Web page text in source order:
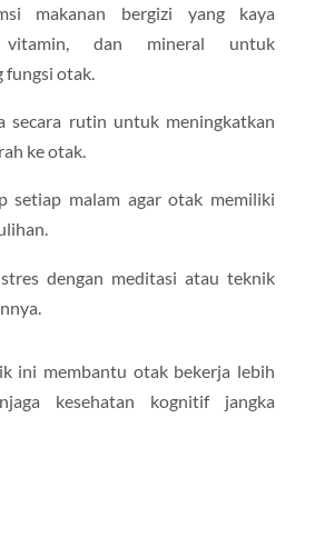
makanan bergizi yang kaya
vitamin, dan mineral untuk
fungsi otak.
secara rutin untuk meningkatkan
ke otak.
setiap malam agar otak memiliki
dengan meditasi atau teknik
ini membantu otak bekerja lebih
kesehatan kognitif jangka